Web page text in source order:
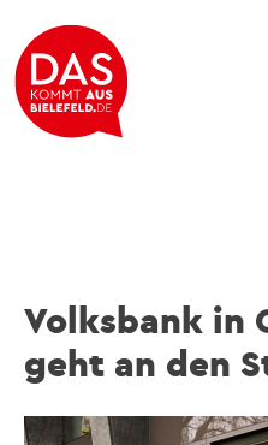
Volksbank in
geht an den